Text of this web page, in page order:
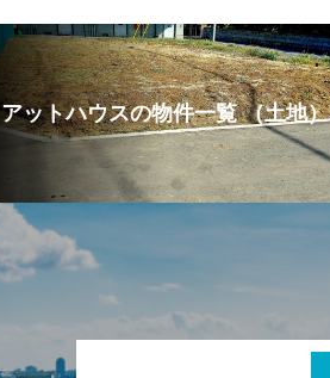
アットハウスの物件一覧 （土地）